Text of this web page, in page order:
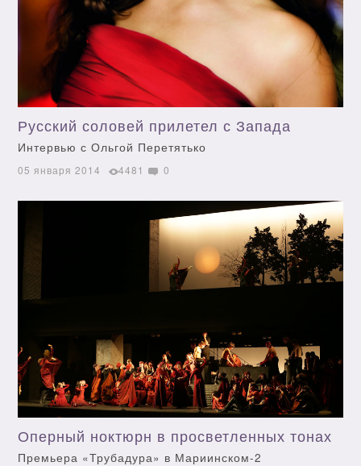
Русский соловей прилетел с Запада
Интервью с Ольгой Перетятько
05 января 2014 4481 0
Оперный ноктюрн в просветленных тонах
Премьера «Трубадура» в Мариинском-2